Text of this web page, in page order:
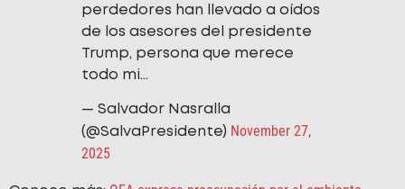
perdedores han llevado a oídos
de los asesores del presidente
Trump, persona que merece
todo mi…
— Salvador Nasralla
(@SalvaPresidente) November 27,
2025